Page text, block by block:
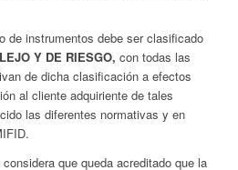
de instrumentos debe ser clasificado
Y DE RIESGO, con todas las
de dicha clasificación a efectos
al cliente adquiriente de tales
las diferentes normativas y en
que queda acreditado que la